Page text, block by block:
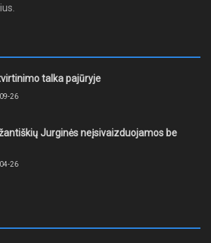
talka pajūryje
26
Jurginės neįsivaizduojamos be
26